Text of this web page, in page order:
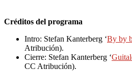
Créditos del programa
Intro: Stefan Kanterberg ‘By by
Atribución).
Cierre: Stefan Kanterberg ‘
CC Atribución).